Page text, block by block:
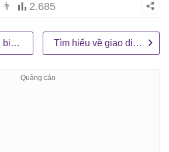
👨 2.685
Những điều cần biết về Claude Cowork Tìm hiểu về giao diện của Claude Cowork